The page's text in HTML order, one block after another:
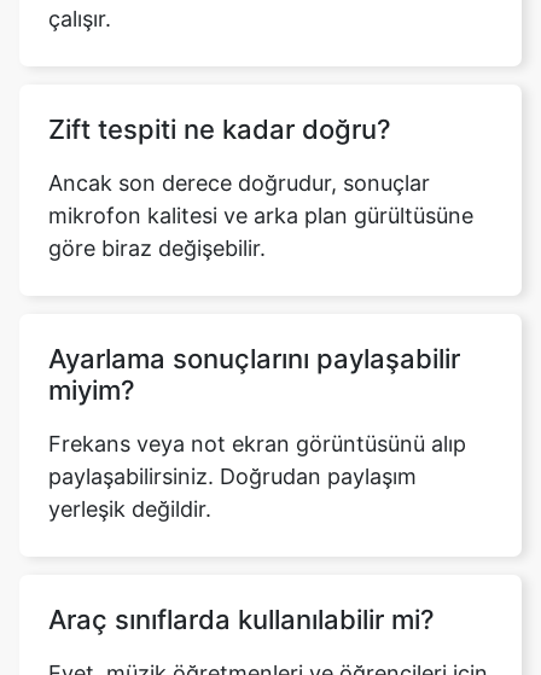
çalışır.
Zift tespiti ne kadar doğru?
Ancak son derece doğrudur, sonuçlar
mikrofon kalitesi ve arka plan gürültüsüne
göre biraz değişebilir.
Ayarlama sonuçlarını paylaşabilir
miyim?
Frekans veya not ekran görüntüsünü alıp
paylaşabilirsiniz. Doğrudan paylaşım
yerleşik değildir.
Araç sınıflarda kullanılabilir mi?